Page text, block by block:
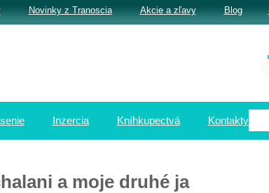
Inzercia Kníhkupectvá Kontakty
a moje druhé ja
Novinky z Tranoscia Akcie a zľavy Blog